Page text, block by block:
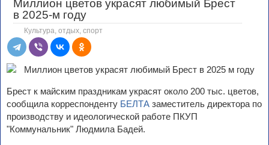
Миллион цветов украсят любимый Брест
в 2025-м году
Культура, отдых, спорт
Брест к майским праздникам украсят около 200 тыс. цветов,
сообщила корреспонденту БЕЛТА заместитель директора по
производству и идеологической работе ПКУП
"Коммунальник" Людмила Бадей.